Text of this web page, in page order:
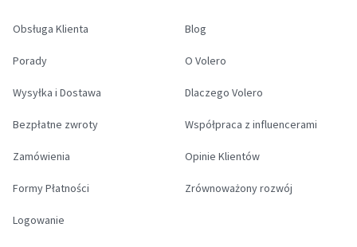
Obsługa Klienta
Porady
Wysyłka i Dostawa
Bezpłatne zwroty
Zamówienia
Formy Płatności
Logowanie
Blog
O Volero
Dlaczego Volero
Współpraca z influencerami
Opinie Klientów
Zrównoważony rozwój